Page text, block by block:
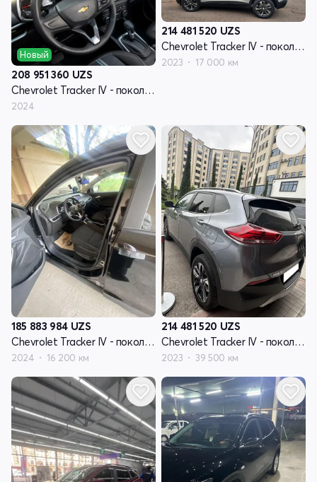
Новый
208 951 360 UZS
Chevrolet Tracker IV - поколение
2024
214 481 520 UZS
Chevrolet Tracker IV - поколение
2023 17 000 км
185 883 984 UZS
Chevrolet Tracker IV - поколение
2024 16 200 км
214 481 520 UZS
Chevrolet Tracker IV - поколение
2023 39 500 км